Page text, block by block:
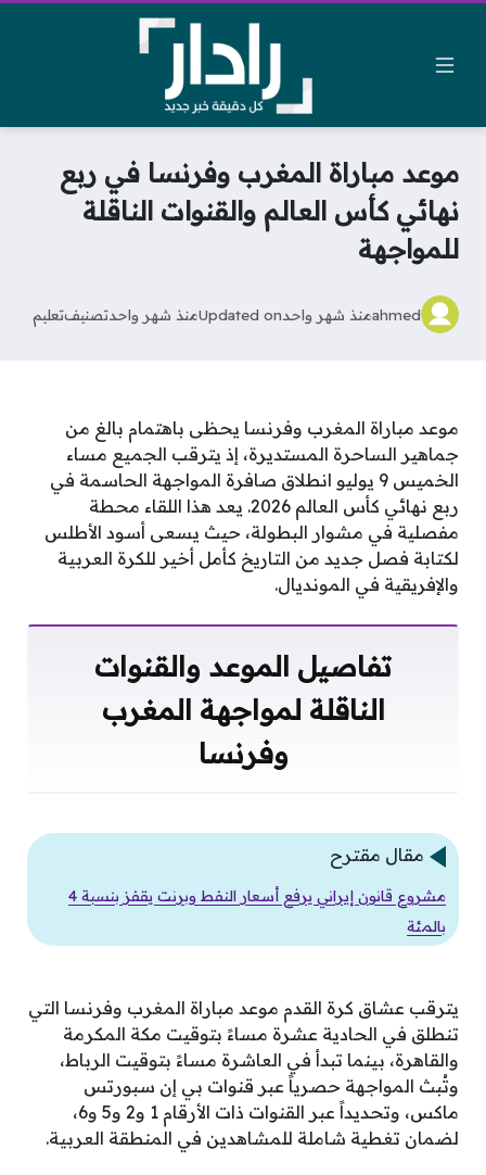
موعد مباراة المغرب وفرنسا في ربع
نهائي كأس العالم والقنوات الناقلة
للمواجهة
ahmedمنذ شهر واحدUpdated onمنذ شهر واحدتصنيفتعليم
موعد مباراة المغرب وفرنسا يحظى باهتمام بالغ من
جماهير الساحرة المستديرة، إذ يترقب الجميع مساء
الخميس 9 يوليو انطلاق صافرة المواجهة الحاسمة في
ربع نهائي كأس العالم 2026. يعد هذا اللقاء محطة
مفصلية في مشوار البطولة، حيث يسعى أسود الأطلس
لكتابة فصل جديد من التاريخ كأمل أخير للكرة العربية
والإفريقية في المونديال.
تفاصيل الموعد والقنوات
الناقلة لمواجهة المغرب
وفرنسا
مقال مقترح
مشروع قانون إيراني يرفع أسعار النفط وبرنت يقفز بنسبة 4
بالمئة
يترقب عشاق كرة القدم موعد مباراة المغرب وفرنسا التي
تنطلق في الحادية عشرة مساءً بتوقيت مكة المكرمة
والقاهرة، بينما تبدأ في العاشرة مساءً بتوقيت الرباط،
وتُبث المواجهة حصرياً عبر قنوات بي إن سبورتس
ماكس، وتحديداً عبر القنوات ذات الأرقام 1 و2 و5 و6،
لضمان تغطية شاملة للمشاهدين في المنطقة العربية.